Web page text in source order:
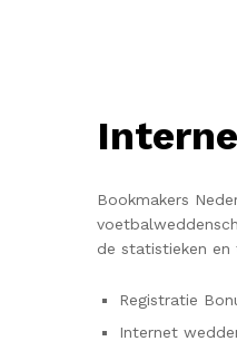
Bookmakers
de statistieken
Registratie
Internet